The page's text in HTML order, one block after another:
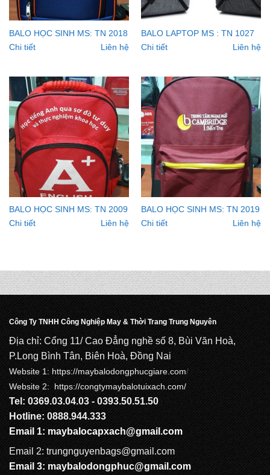
BALO HỌC SINH MS: TN 2018
Chi tiết
Liên hệ
BALO LAPTOP MS : TN 1027
Chi tiết
Liên hệ
BALO HỌC SINH MS: TN 2009
Chi tiết
Liên hệ
BALO HỌC SINH MS: TN 2019
Chi tiết
Liên hệ
Công Ty TNHH Công Nghiệp May & Thời Trang Trung Nguyên
Địa chỉ: Cổng 11/ Cao Đẳng nghề số 8, Bùi Văn Hoà,
P.Long Bình Tân, Biên Hoà, Đồng Nai
Website 1: https://maybalodongphucgiare.com/
Website 2: https://congtymaybalotuixach.com/
Tel: 0369.03.04.03 - 0393.50.51.50
Hotline: 0888.944.333
Email 1: maybalocapxach@gmail.com
Email 2: trungnguyenbags@gmail.com
Email 3: maybalodongphuc@gmail.com